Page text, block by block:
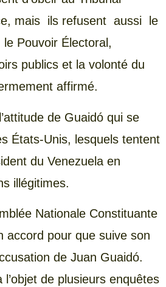
mais ils refusent aussi le
Pouvoir Électoral,
publics et la volonté du
affirmé.
de Guaidó qui se
États-Unis, lesquels tentent
du Venezuela en
illégitimes.
Nationale Constituante
accord pour que suive son
de Juan Guaidó.
de plusieurs enquêtes